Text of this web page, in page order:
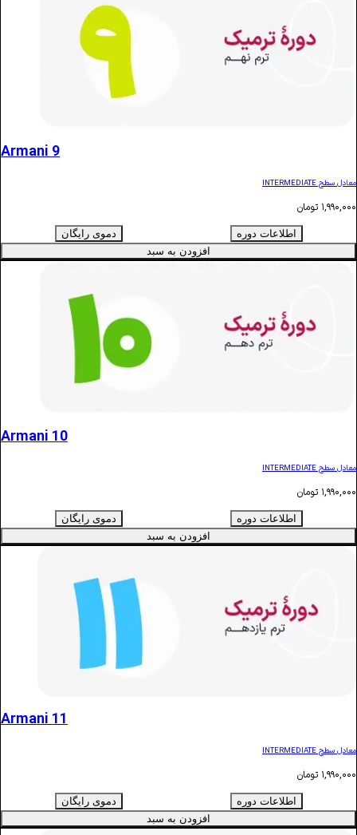
Armani 9
اطلاعات دوره
افزودن به سبد
Armani 10
اطلاعات دوره
افزودن به سبد
Armani 11
اطلاعات دوره
افزودن به سبد